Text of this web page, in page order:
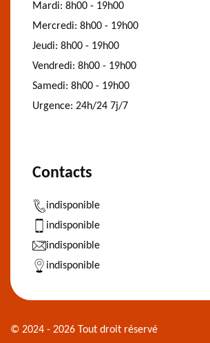
Mardi: 8h00 - 19h00
Mercredi: 8h00 - 19h00
Jeudi: 8h00 - 19h00
Vendredi: 8h00 - 19h00
Samedi: 8h00 - 19h00
Urgence: 24h/24 7j/7
Contacts
indisponible
indisponible
indisponible
indisponible
© 2024 - 2026 Tout droit réservé